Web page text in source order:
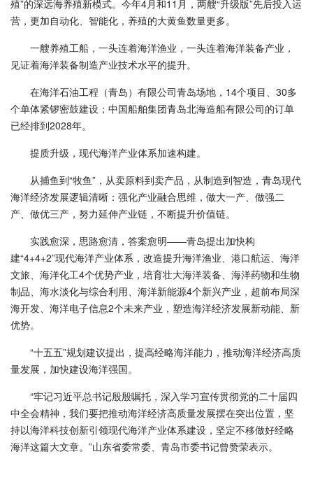
殖”的深远海养殖新模式。今年4月和11月，两艘“升级版”先后投入运
营，更加自动化、智能化，养殖的大黄鱼数量更多。
一艘养殖工船，一头连着海洋渔业，一头连着海洋装备产业，
见证着海洋装备制造产业技术水平的提升。
在海洋石油工程（青岛）有限公司青岛场地，14个项目、30多
个单体紧锣密鼓建设；中国船舶集团青岛北海造船有限公司的订单
已经排到2028年。
提质升级，现代海洋产业体系加速构建。
从捕鱼到“牧鱼”，从卖原料到卖产品，从制造到智造，青岛现代
海洋经济发展逻辑清晰：强化产业融合思维，做大一产、做强二
产、做优三产，努力延伸产业链，不断提升价值链。
实践愈深，思路愈清，答案愈明——青岛提出加快构
建“4+4+2”现代海洋产业体系，改造提升海洋渔业、港口航运、海洋
文旅、海洋化工4个优势产业，培育壮大海洋装备、海洋药物和生物
制品、海水淡化与综合利用、海洋新能源4个新兴产业，超前布局深
海开发、海洋电子信息2个未来产业，塑造海洋经济发展新动能、新
优势。
“十五五”规划建议提出，提高经略海洋能力，推动海洋经济高质
量发展，加快建设海洋强国。
“牢记习近平总书记殷殷嘱托，深入学习宣传贯彻党的二十届四
中全会精神，我们要把推动海洋经济高质量发展摆在突出位置，坚
持以海洋科技创新引领现代海洋产业体系建设，坚定不移做好经略
海洋这篇大文章。”山东省委常委、青岛市委书记曾赞荣表示。